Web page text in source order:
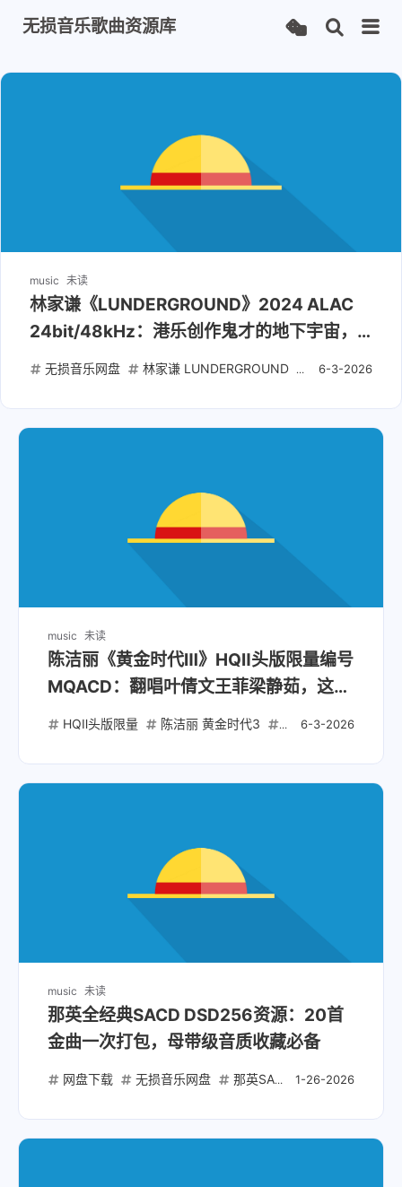
无损音乐歌曲资源库
music 未读
林家谦《LUNDERGROUND》2024 ALAC
24bit/48kHz：港乐创作鬼才的地下宇宙，
附歌词
6-3-2026
无损音乐网盘 林家谦 LUNDERGROUND ALAC无损下载
music 未读
陈洁丽《黄金时代Ⅲ》HQⅡ头版限量编号
MQACD：翻唱叶倩文王菲梁静茹，这16
首老歌被她唱出了新灵魂
6-3-2026
HQⅡ头版限量 陈洁丽 黄金时代3 MQACD母带
music 未读
那英全经典SACD DSD256资源：20首
金曲一次打包，母带级音质收藏必备
1-26-2026
网盘下载 无损音乐网盘 那英SACD下载 DSD256